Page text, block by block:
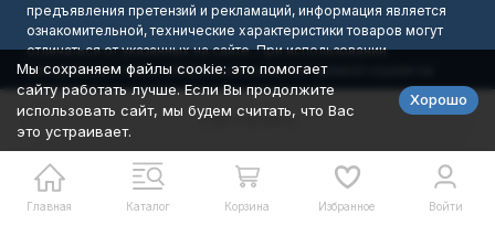
В корзину
Главная Каталог Корзина Избранное Войти
предъявления претензий и рекламаций, информация является
ознакомительной, технические характеристики товаров могут
отличаться от указанных на сайте. При использовании
материалов с сайта обязательно указание прямой ссылки на
источник.
Разработано вbodysite.ru
Мы сохраняем файлы cookie: это помогает
сайту работать лучше. Если Вы продолжите
использовать сайт, мы будем считать, что Вас
это устраивает.
Хорошо